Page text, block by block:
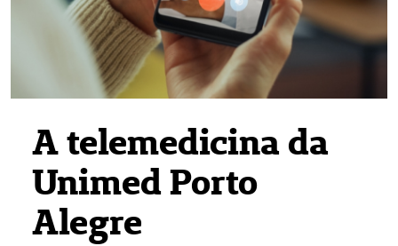
A telemedicina da
Unimed Porto
Alegre